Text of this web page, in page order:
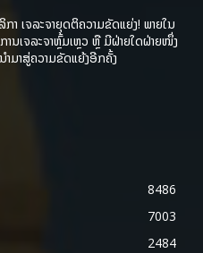
ກາ ເຈລະຈາຍຸດຕິຄວາມຂັດແຍ່ງ! ພາຍໃນ
ນເຈລະຈາຫຼົ້ມເຫຼວ ຫຼື ມີຝ່າຍໃດຝ່າຍໜຶ່ງ
າມາສູ່ຄວາມຂັດແຍ້ງອີກຄັ້ງ
8486
7003
2484